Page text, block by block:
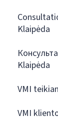
Klaipėda
Klaipėda
VMI
VMI